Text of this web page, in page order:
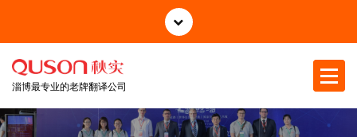
正
淄博最专业的老牌翻译公司